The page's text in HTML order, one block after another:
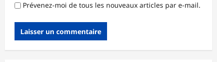
Prévenez-moi de tous les nouveaux articles par e-mail.